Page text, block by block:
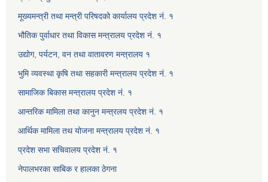
मूख्यमन्त्री तथा मन्त्री परिषदको कार्यालय प्रदेश नं. १
भौतिक पुर्वाधार तथा विकास मन्त्रालय प्रदेश नं. १
उद्योग, पर्यटन, वन तथा वातावरण मन्त्रालय १
भुमि व्यवस्था कृषि तथा सहकारी मन्त्रालय प्रदेश नं. १
सामाजिक बिकास मन्त्रालय प्रदेश नं. १
आन्तरिक मामिला तथा कानुन मन्त्रलय प्रदेश नं. १
आर्थिक मामिला तथ योजना मन्त्रालय प्रदेश नं. १
प्रदेश सभा सचिवालय प्रदेश नं. १
नेपालभरका साबिक र हालका ठेगना